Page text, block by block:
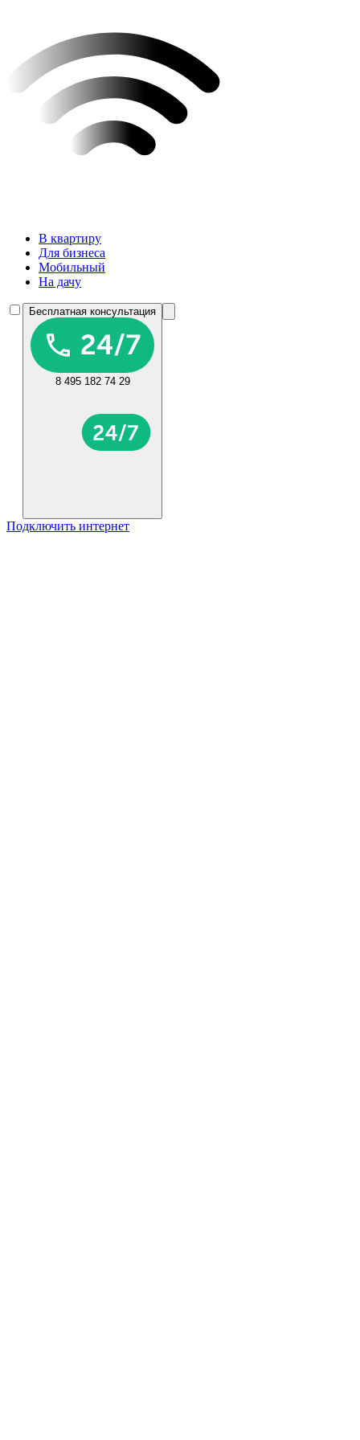
В квартиру
Для бизнеса
Мобильный
На дачу
Бесплатная консультация
8 495 182 74 29
Подключить интернет